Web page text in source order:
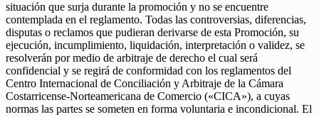
situación que surja durante la promoción y no se encuentre
contemplada en el reglamento. Todas las controversias, diferencias,
disputas o reclamos que pudieran derivarse de esta Promoción, su
ejecución, incumplimiento, liquidación, interpretación o validez, se
resolverán por medio de arbitraje de derecho el cual será
confidencial y se regirá de conformidad con los reglamentos del
Centro Internacional de Conciliación y Arbitraje de la Cámara
Costarricense-Norteamericana de Comercio («CICA»), a cuyas
normas las partes se someten en forma voluntaria e incondicional. El